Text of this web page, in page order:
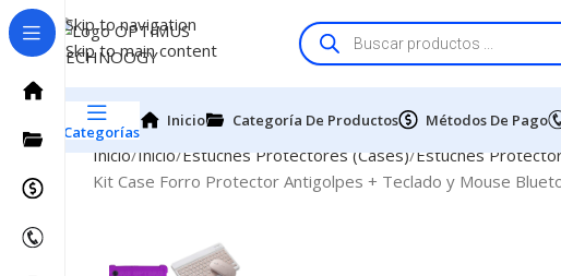
Skip to navigation
Skip to main content
Categorías
Inicio Categoría De Productos Métodos De Pago
Inicio Inicio Estuches Protectores (Cases) Estuches
Kit Case Forro Protector Antigolpes + Teclado y Mouse